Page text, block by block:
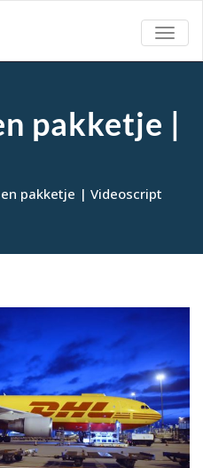
pakketje |
pakketje | Videoscript